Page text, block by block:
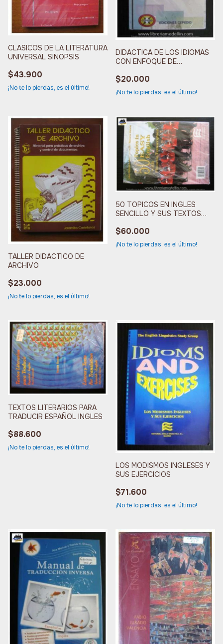
CLASICOS DE LA LITERATURA
UNIVERSAL SINOPSIS
$43.900
¡No te lo pierdas, es el último!
DIDACTICA DE LOS IDIOMAS
CON ENFOQUE DE
$20.000
¡No te lo pierdas, es el último!
TALLER DIDACTICO DE
ARCHIVO
$23.000
¡No te lo pierdas, es el último!
50 TOPICOS EN INGLES
SENCILLO Y SUS TEXTOS
$60.000
¡No te lo pierdas, es el último!
TEXTOS LITERARIOS PARA
TRADUCIR ESPAÑOL INGLES
$88.600
¡No te lo pierdas, es el último!
LOS MODISMOS INGLESES Y
SUS EJERCICIOS
$71.600
¡No te lo pierdas, es el último!